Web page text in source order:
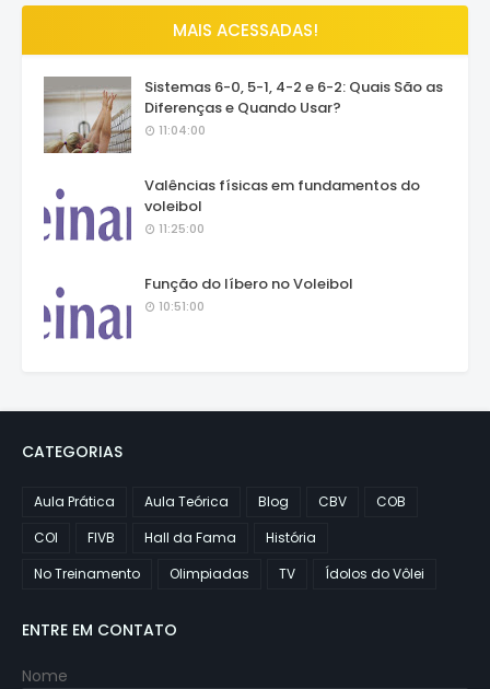
MAIS ACESSADAS!
Sistemas 6-0, 5-1, 4-2 e 6-2: Quais São as
Diferenças e Quando Usar?
11:04:00
Valências físicas em fundamentos do
voleibol
11:25:00
Função do líbero no Voleibol
10:51:00
CATEGORIAS
Aula Prática Aula Teórica Blog CBV
COB
COI
FIVB Hall da Fama
História
No Treinamento
Olimpiadas TV Ídolos do Vôlei
ENTRE EM CONTATO
Nome